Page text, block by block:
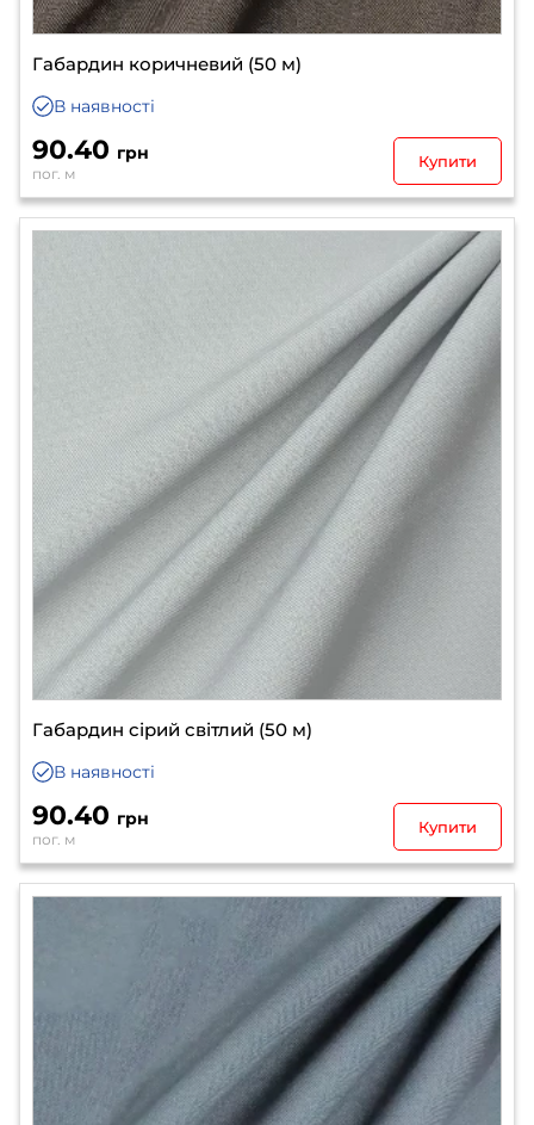
Габардин коричневий (50 м)
В наявності
90.40 грн
пог. м
Купити
Габардин сірий світлий (50 м)
В наявності
90.40 грн
пог. м
Купити